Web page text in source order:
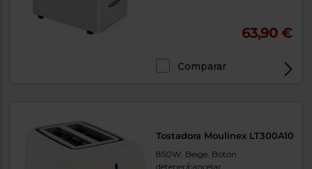
63,90 €
Comparar
Tostadora Moulinex LT300A10
850W, Beige, Botón
detener/cancelar